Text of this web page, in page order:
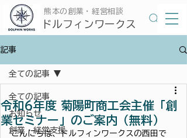
​ドルフィンワークス
​熊本の創業・経営相談
記事
全ての記事
お知らせ
創業・経営支援
全ての記事
令和6年度 菊陽町商工会主催「創
業セミナー」のご案内（無料）
こんにちは、ドルフィンワークスの西田で